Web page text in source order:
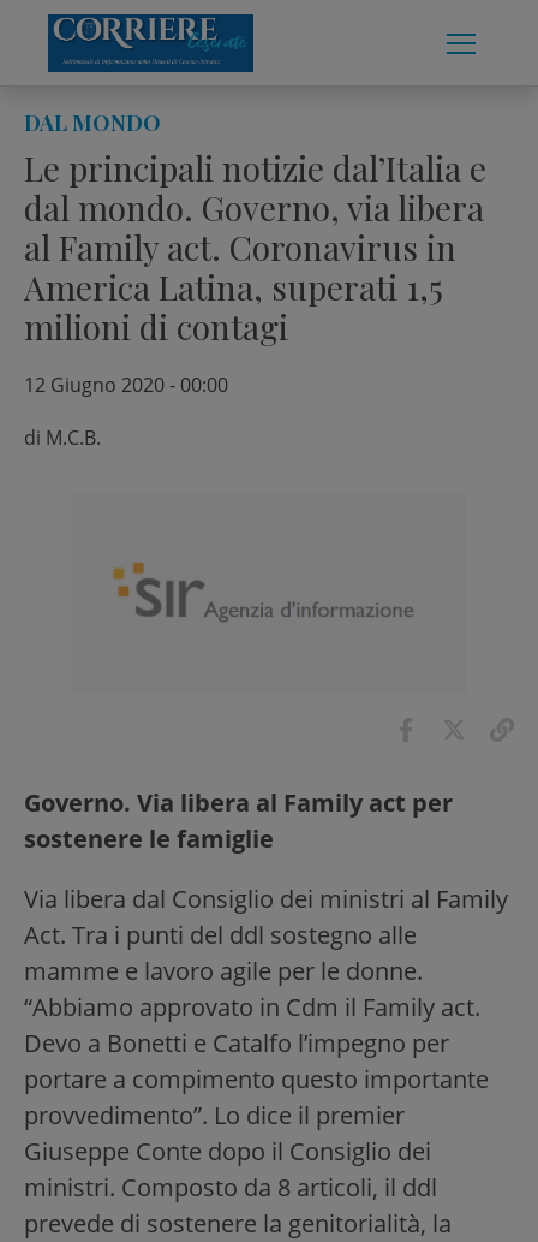
content
DAL MONDO
Le principali notizie dal’Italia e
dal mondo. Governo, via libera
al Family act. Coronavirus in
America Latina, superati 1,5
milioni di contagi
12 Giugno 2020 - 00:00
di M.C.B.
Governo. Via libera al Family act per
sostenere le famiglie
Via libera dal Consiglio dei ministri al Family
Act. Tra i punti del ddl sostegno alle
mamme e lavoro agile per le donne.
“Abbiamo approvato in Cdm il Family act.
Devo a Bonetti e Catalfo l’impegno per
portare a compimento questo importante
provvedimento”. Lo dice il premier
Giuseppe Conte dopo il Consiglio dei
ministri. Composto da 8 articoli, il ddl
prevede di sostenere la genitorialità, la